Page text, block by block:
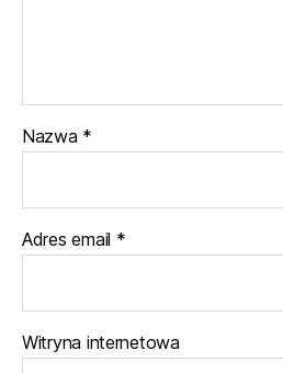
Nazwa *
Adres email *
Witryna internetowa